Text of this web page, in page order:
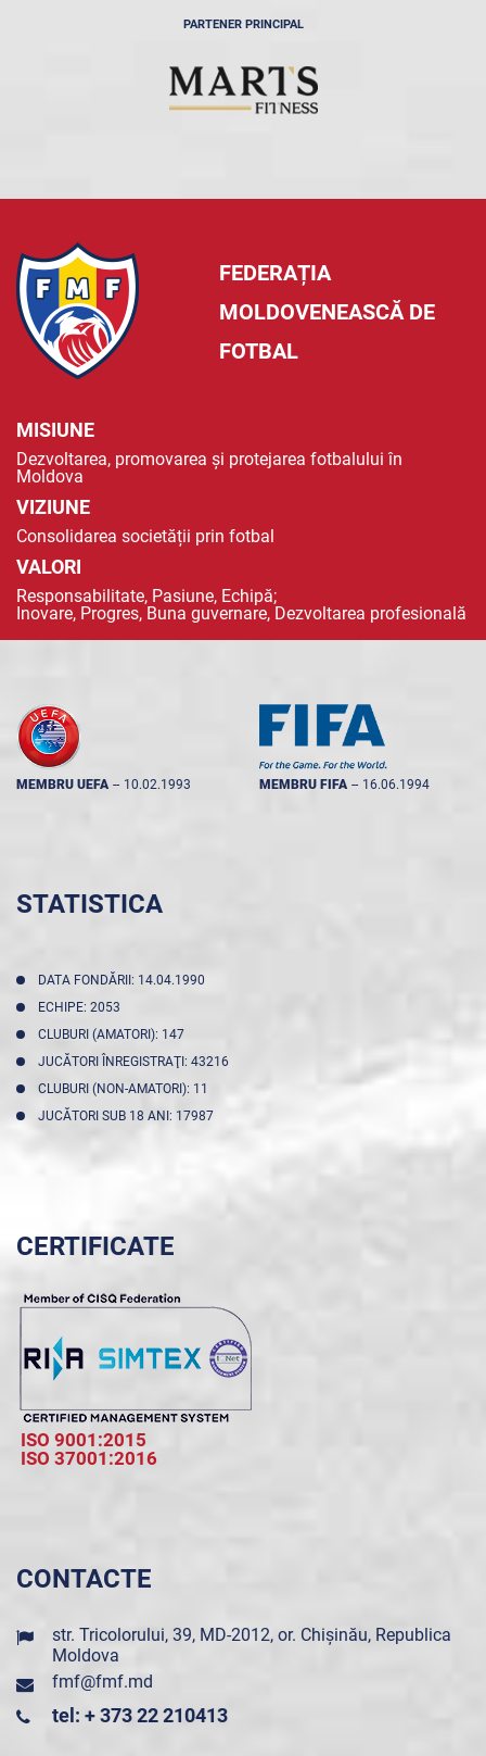
PARTENER PRINCIPAL
FEDERAȚIA
MOLDOVENEASCĂ DE
FOTBAL
MISIUNE
Dezvoltarea, promovarea și protejarea fotbalului în
Moldova
VIZIUNE
Consolidarea societății prin fotbal
VALORI
Responsabilitate, Pasiune, Echipă;
Inovare, Progres, Buna guvernare, Dezvoltarea profesională
MEMBRU UEFA -- 10.02.1993 MEMBRU FIFA -- 16.06.1994
STATISTICA
DATA FONDĂRII: 14.04.1990
ECHIPE: 2053
CLUBURI (AMATORI): 147
JUCĂTORI ÎNREGISTRAŢI: 43216
CLUBURI (NON-AMATORI): 11
JUCĂTORI SUB 18 ANI: 17987
CERTIFICATE
ISO 9001:2015
ISO 37001:2016
CONTACTE
str. Tricolorului, 39, MD-2012, or. Chișinău, Republica
Moldova
fmf@fmf.md
tel: + 373 22 210413